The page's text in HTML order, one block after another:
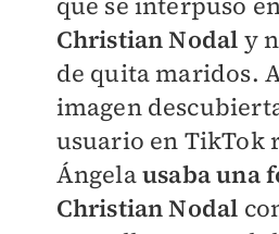
Christian Nodal y
de quita maridos.
imagen
usuario en TikTok
Ángelausaba una
Christian Nodal